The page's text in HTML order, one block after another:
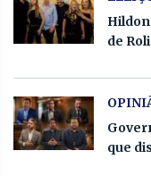
de
que